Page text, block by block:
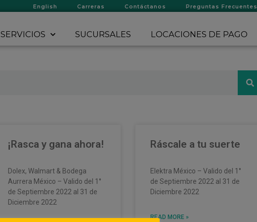
English Carreras Contáctanos Preguntas Frecuentes
SERVICIOS SUCURSALES LOCACIONES DE PAGO
¡Rasca y gana ahora!
Dolex, Walmart & Bodega
Aurrera México – Valido del 1°
de Septiembre 2022 al 31 de
Diciembre 2022
Ráscale a tu suerte
Elektra México – Valido del 1°
de Septiembre 2022 al 31 de
Diciembre 2022
READ MORE »